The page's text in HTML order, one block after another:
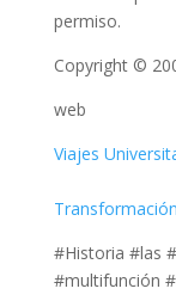
permiso.
Copyright ©
web
Viajes
#Historia #las
#multifunción